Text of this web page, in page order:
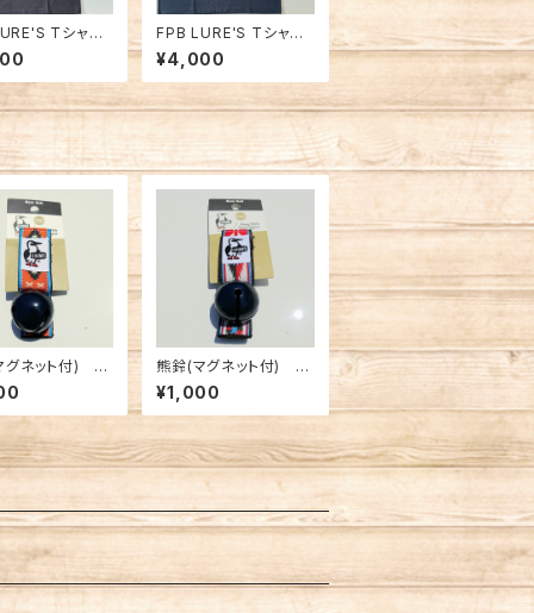
Tシャツ2
ック
FPB LURE'S Tシャツ2
023 ネイビー
¥4,000
グネット付) オ
②
熊鈴(マグネット付) オ
ルテガ①
¥1,000